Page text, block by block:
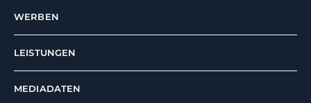
WERBEN
LEISTUNGEN
MEDIADATEN